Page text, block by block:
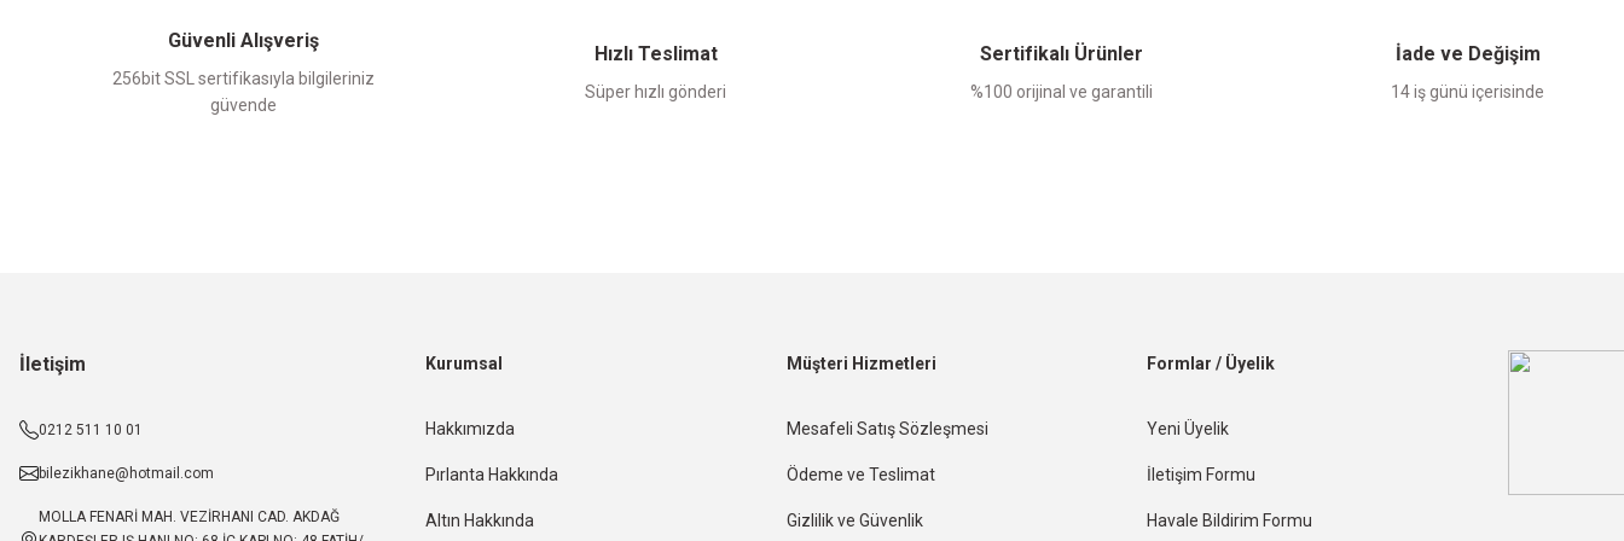
Güvenli Alışveriş
256bit SSL sertifikasıyla bilgileriniz
güvende
Hızlı Teslimat
Süper hızlı gönderi
Sertifikalı Ürünler
%100 orijinal ve garantili
İade ve Değişim
14 iş günü içerisinde
İletişim
0212 511 10 01
bilezikhane@hotmail.com
MOLLA FENARİ MAH. VEZİRHANI CAD. AKDAĞ
Kurumsal
Hakkımızda
Pırlanta Hakkında
Altın Hakkında
Müşteri Hizmetleri
Mesafeli Satış Sözleşmesi
Ödeme ve Teslimat
Gizlilik ve Güvenlik
Formlar / Üyelik
Yeni Üyelik
İletişim Formu
Havale Bildirim Formu